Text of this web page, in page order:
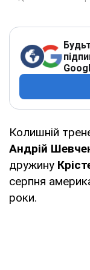
Колишній
Андрій
дружину
серпня
роки.